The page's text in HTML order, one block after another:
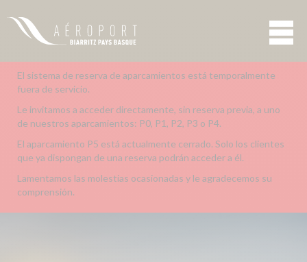
El sistema de reserva de aparcamientos está temporalmente
fuera de servicio.
Le invitamos a acceder directamente, sin reserva previa, a uno
de nuestros aparcamientos: P0, P1, P2, P3 o P4.
El aparcamiento P5 está actualmente cerrado. Solo los clientes
que ya dispongan de una reserva podrán acceder a él.
Lamentamos las molestias ocasionadas y le agradecemos su
comprensión.